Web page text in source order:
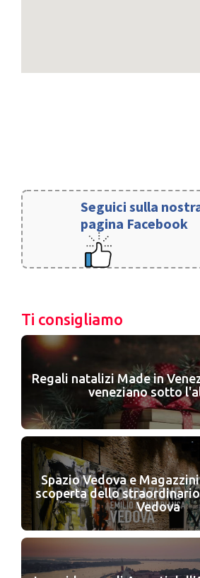
Seguici sulla
pagina Facebook
Ti consigliamo
Regali natalizi Made in
veneziano sotto
Spazio Vedova e
scoperta dello
Vedova